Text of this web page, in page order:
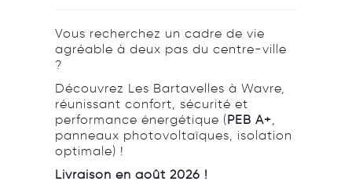
Vous recherchez un cadre de vie
agréable à deux pas du centre-ville
?
Découvrez Les Bartavelles à Wavre,
réunissant confort, sécurité et
performance énergétique (PEB A+,
panneaux photovoltaïques, isolation
optimale) !
Livraison en août 2026 !